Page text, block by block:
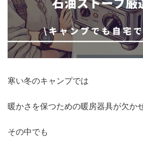
寒い冬のキャンプでは
暖かさを保つための暖房器具が欠か
その中でも